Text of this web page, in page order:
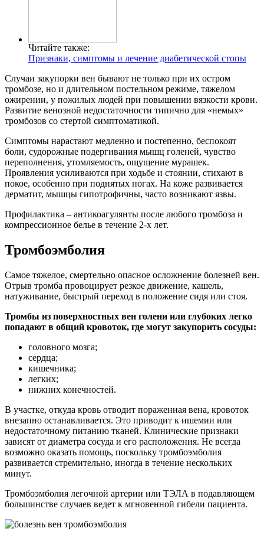
Читайте также:
Признаки, симптомы и лечение диабетической стопы
Случаи закупорки вен бывают не только при их остром
тромбозе, но и длительном постельном режиме, тяжелом
ожирении, у пожилых людей при повышении вязкости крови.
Развитие венозной недостаточности типично для «немых»
тромбозов со стертой симптоматикой.
Симптомы нарастают медленно и постепенно, беспокоят
боли, судорожные подергивания мышц голеней, чувство
переполнения, утомляемость, ощущение мурашек.
Проявления усиливаются при ходьбе и стоянии, стихают в
покое, особенно при поднятых ногах. На коже развивается
дерматит, мышцы гипотрофичны, часто возникают язвы.
Профилактика – антикоагулянты после любого тромбоза и
компрессионное белье в течение 2-х лет.
Тромбоэмболия
Самое тяжелое, смертельно опасное осложнение болезней вен.
Отрыв тромба провоцирует резкое движение, кашель,
натуживание, быстрый переход в положение сидя или стоя.
Тромбы из поверхностных вен голени или глубоких легко
попадают в общий кровоток, где могут закупорить сосуды:
головного мозга;
сердца;
кишечника;
легких;
нижних конечностей.
В участке, откуда кровь отводит пораженная вена, кровоток
внезапно останавливается. Это приводит к ишемии или
недостаточному питанию тканей. Клинические признаки
зависят от диаметра сосуда и его расположения. Не всегда
возможно оказать помощь, поскольку тромбоэмболия
развивается стремительно, иногда в течение нескольких
минут.
Тромбоэмболия легочной артерии или ТЭЛА в подавляющем
большинстве случаев ведет к мгновенной гибели пациента.